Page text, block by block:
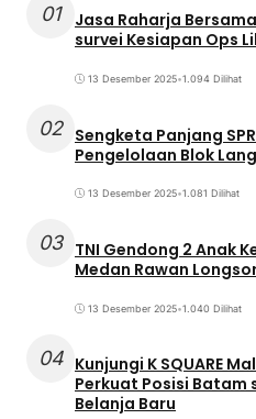
01
Jasa Raharja
survei Kesiapan Ops
13 Desember 2025•1.094 Dilihat
02 Sengketa Panjang
Pengelolaan Blok
13 Desember 2025•1.081 Dilihat
03 TNI Gendong 2 Anak
Medan Rawan
13 Desember 2025•1.040 Dilihat
04 Kunjungi K SQUARE
Perkuat Posisi
Belanja Baru